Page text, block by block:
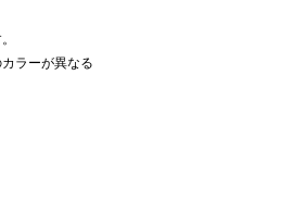
ラーが異なる